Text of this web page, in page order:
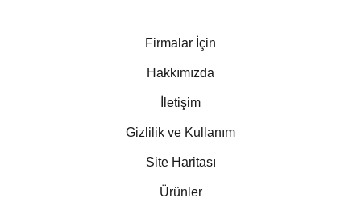
Firmalar İçin
Hakkımızda
İletişim
Gizlilik ve Kullanım
Site Haritası
Ürünler